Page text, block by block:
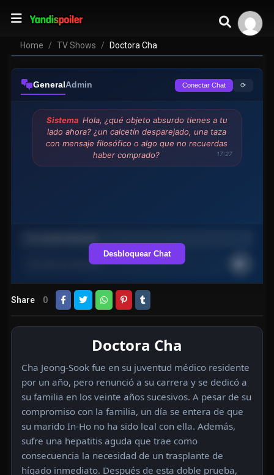
Home TV Shows Doctora Cha
GeneralAdmin Conectar Chat ⟳
Sistema Hola, ¿qué objeto absurdo tienes a tu
lado ahora? ¿un calcetín desparejado, una taza
con mensaje filosófico o algo que no recuerdas
haber comprado?
17:27
Desbloquear Chat
Share 0
Doctora Cha
Cha Jeong-Sook fue en su juventud médico residente
por un año, pero renunció a su carrera y se dedicó a
su familia en los veinte años sucesivos. A pesar de su
compromiso con la familia, un día se entera de que
su marido In-Ho no ha sido leal con ella. Además,
sufre una hepatitis aguda que trae como
consecuencia la necesidad de un trasplante de
hígado inmediato. Después de esta doble prueba,